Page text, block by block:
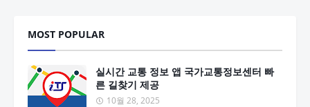
MOST POPULAR
실시간 교통 정보 앱 국가교통정보센터 빠
른 길찾기 제공
10월 28, 2025